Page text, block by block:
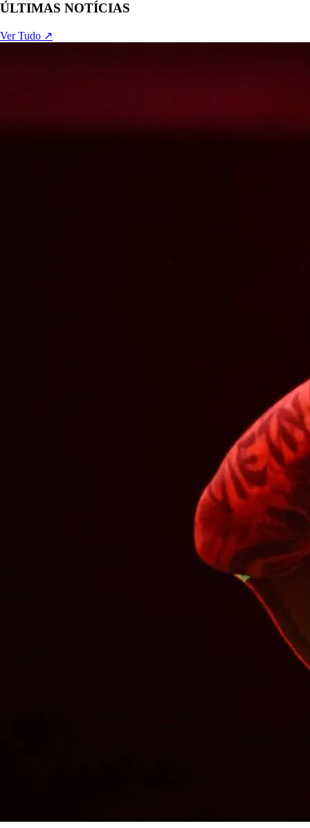
ÚLTIMAS NOTÍCIAS
Ver Tudo ↗